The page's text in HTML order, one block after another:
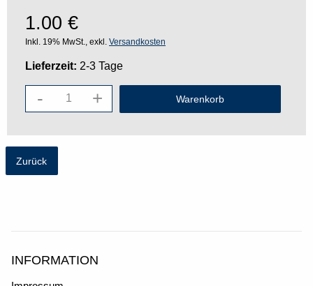
1.00 €
Inkl. 19% MwSt., exkl. Versandkosten
Lieferzeit: 2-3 Tage
- +
Zurück
INFORMATION